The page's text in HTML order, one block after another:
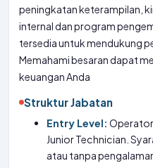
peningkatan keterampilan,
internal dan program
tersedia untuk mendukung
Memahami besaran dapat
keuangan Anda
Struktur Jabatan
Entry Level:
Junior Technician.
atau tanpa